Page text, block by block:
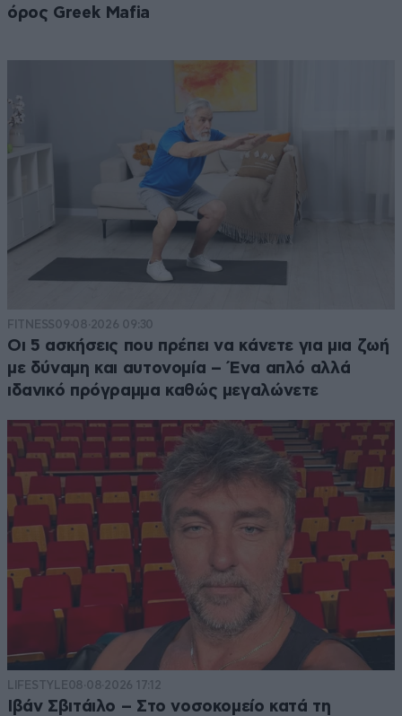
όρος Greek Mafia
FITNESS09·08·2026 09:30
Οι 5 ασκήσεις που πρέπει να κάνετε για μια ζωή
με δύναμη και αυτονομία – Ένα απλό αλλά
ιδανικό πρόγραμμα καθώς μεγαλώνετε
LIFESTYLE08·08·2026 17:12
Ιβάν Σβιτάιλο – Στο νοσοκομείο κατά τη